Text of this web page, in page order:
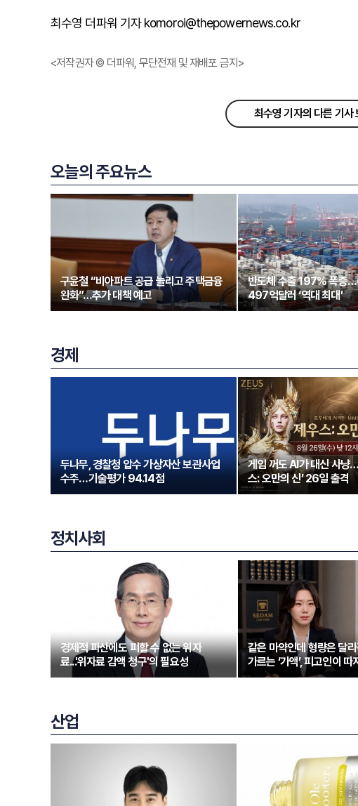
최수영 더파워 기자 komoroi@thepowernews.co.kr
<저작권자 © 더파워, 무단전재 및 재배포 금지>
최수영 기자의 다른 기사
오늘의 주요뉴스
구윤철 “비아파트 공급 늘리고 주택금융
완화”…추가 대책 예고
반도체 수출 197% 폭증
497억달러 ‘역대 최대’
경제
두나무, 경찰청 압수 가상자산 보관사업
수주…기술평가 94.14점
게임 꺼도 AI가 대신 사냥
스: 오만의 신’ 26일 출격
정치사회
경제적 파산에도 피할 수 없는 위자
료...'위자료 감액 청구'의 필요성
같은 마약인데 형량은 달
가르는 ‘가액’, 피고인이 따
산업